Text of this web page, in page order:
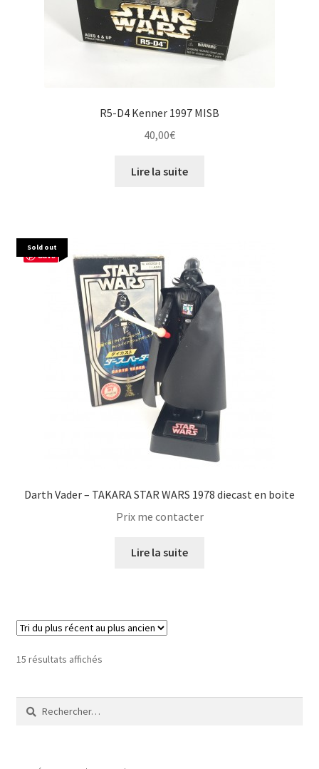
R5-D4 Kenner 1997 MISB
40,00€
Lire la suite
Sold out
Save
Darth Vader – TAKARA STAR WARS 1978 diecast en boite
Prix me contacter
Lire la suite
15 résultats affichésTrié
Rechercher :